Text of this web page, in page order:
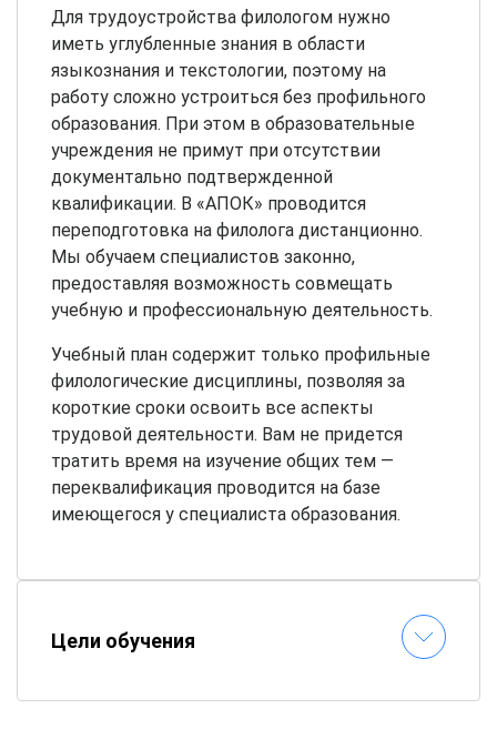
Для трудоустройства филологом нужно
иметь углубленные знания в области
языкознания и текстологии, поэтому на
работу сложно устроиться без профильного
образования. При этом в образовательные
учреждения не примут при отсутствии
документально подтвержденной
квалификации. В «АПОК» проводится
переподготовка на филолога дистанционно.
Мы обучаем специалистов законно,
предоставляя возможность совмещать
учебную и профессиональную деятельность.
Учебный план содержит только профильные
филологические дисциплины, позволяя за
короткие сроки освоить все аспекты
трудовой деятельности. Вам не придется
тратить время на изучение общих тем —
переквалификация проводится на базе
имеющегося у специалиста образования.
Цели обучения